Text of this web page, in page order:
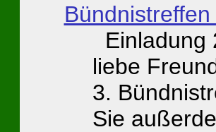
Einladung
liebe
3.
Sie